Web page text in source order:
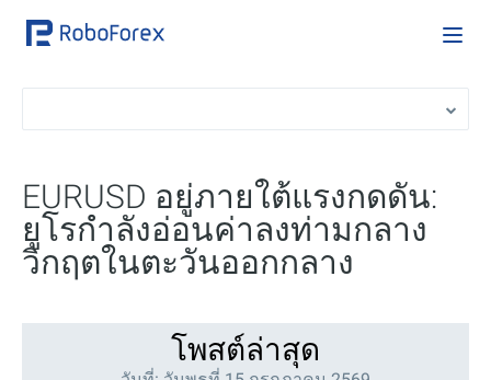
EURUSD อยู่ภายใต้แรงกดดัน:
ยูโรกำลังอ่อนค่าลงท่ามกลาง
วิกฤตในตะวันออกกลาง
โพสต์ล่าสุด